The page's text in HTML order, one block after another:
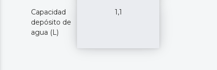
Capacidad
depósito de
agua (L)
1,1